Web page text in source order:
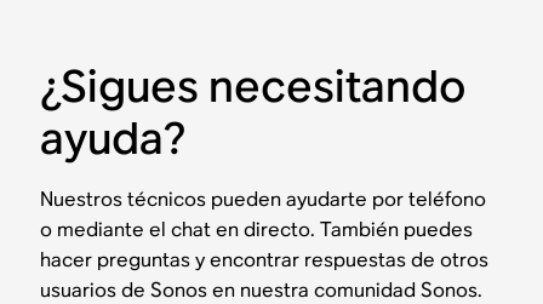
¿Sigues necesitando
ayuda?
Nuestros técnicos pueden ayudarte por teléfono
o mediante el chat en directo. También puedes
hacer preguntas y encontrar respuestas de otros
usuarios de Sonos en nuestra comunidad Sonos.